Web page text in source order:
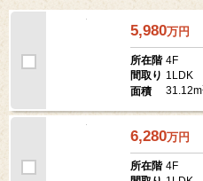
お知らせ希望
確認
5,980万
所在階
4F
間取り 1LDK
6,280万